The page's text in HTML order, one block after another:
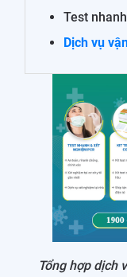
Test
Dịch vụ
Tổng hợp dịch